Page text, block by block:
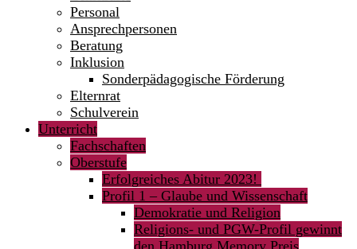
Personal
Ansprechpersonen
Beratung
Inklusion
Sonderpädagogische Förderung
Elternrat
Schulverein
Unterricht
Fachschaften
Oberstufe
Erfolgreiches Abitur 2023!
Profil 1 – Glaube und Wissenschaft
Demokratie und Religion
Religions- und PGW-Profil gewinnt